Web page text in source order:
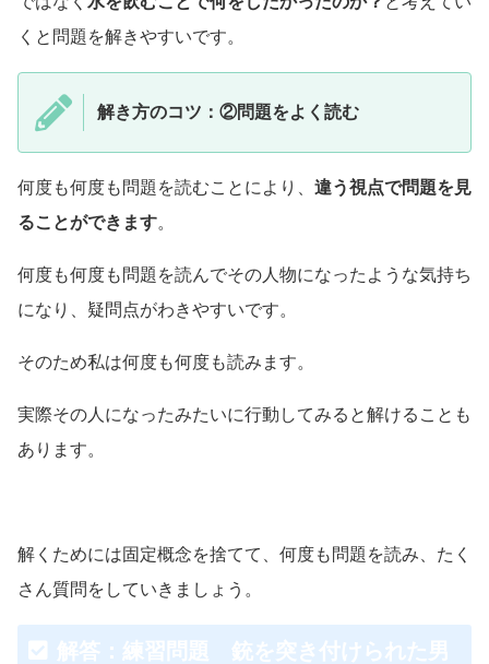
くと問題を解きやすいです。
解き方のコツ：②問題をよく読む
何度も何度も問題を読むことにより、 違う視点で問題を見
ることができます。
何度も何度も問題を読んでその人物になったような気持ち
になり、疑問点がわきやすいです。
そのため私は何度も何度も読みます。
実際その人になったみたいに行動してみると解けることも
あります。
解くためには固定概念を捨てて、何度も問題を読み、たく
さん質問をしていきましょう。
解答：練習問題 銃を突き付けられた男